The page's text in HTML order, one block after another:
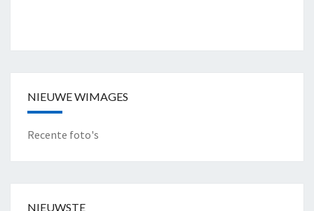
NIEUWE WIMAGES
Recente foto's
NIEUWSTE